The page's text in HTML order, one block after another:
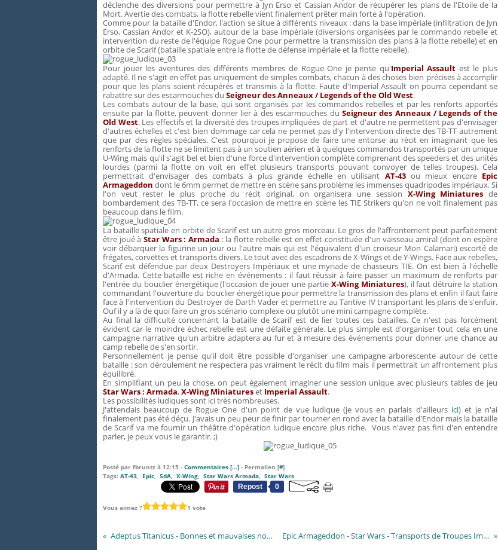
déclenche des diversions pour permettre à Jyn Erso et Cassian Andor de récupérer les plans de l'Etoile de la
Mort. Avertie des combats, la flotte rebelle vient finalement prêter main forte à l'opération.
Comme pour la bataille d'Endor, l'action se situe à différents niveaux : dans la base impériale (infiltration de Jyn
Erso, Cassian Andor et K-2SO), autour de la base impériale (diversions organisées par le commando rebelle et
intervention du reste de l'équipe Rogue One pour permettre la transmission des plans à la flotte rebelle) et en
orbite de Scarif (bataille spatiale entre la flotte de défense impériale et la flotte rebelle).
Pour jouer les aventures des différents membres de Rogue One je pense qu'Imperial Assault est le plus
adapté. Il ne s'agit en effet pas uniquement de simples combats, chacun à des choses bien précises à accomplir
pour que les plans soient récupérés et transmis à la flotte. Faute d'Imperial Assault on pourra cependant se
rabattre sur des escarmouches du Seigneur des Anneaux / Legends of the Old West.
Les combats autour de la base, qui sont organisés par les commandos rebelles et par les renforts apportés
ensuite par la flotte, peuvent donner lier à des escarmouches du Seigneur des Anneaux / Legends of the
Old West. Les effectifs et la diversité des troupes impliquées de part et d'autre ne permettent pas d'envisager
d'autres échelles et c'est bien dommage car cela ne permet pas d'y l'intervention directe des TB-TT autrement
que par des règles spéciales. C'est pourquoi je propose de faire une entorse au récit en imaginant que les
renforts de la flotte ne se limitent pas à un soutien aérien et à quelques commandos transportés par un unique
U-Wing mais qu'il s'agit bel et bien d'une force d'intervention complète comprenant des speeders et des unités
lourdes (parmi la flotte on voit en effet plusieurs transports pouvant convoyer de telles troupes). Cela
permettrait d'envisager des combats à plus grande échelle en utilisant AT-43ou mieux encore Epic
Armageddon dont le 6mm permet de mettre en scène sans problème les immenses quadripodes impériaux. Si
l'on veut rester le plus proche du récit original, on organisera une session X-Wing Miniatures de
bombardement des TB-TT, ce sera l'occasion de mettre en scène les TIE Strikers qu'on ne voit finalement pas
beaucoup dans le film.
La bataille spatiale en orbite de Scarif est un autre gros morceau. Le gros de l'affrontement peut parfaitement
être joué à Star Wars : Armada : la flotte rebelle est en effet constituée d'un vaisseau amiral (dont on espère
voir débarquer la figurine un jour ou l'autre mais qui est l'équivalent d'un croiseur Mon Calamari) escorté de
frégates, corvettes et transports divers. Le tout avec des escadrons de X-Wings et de Y-Wings. Face aux rebelles,
Scarif est défendue par deux Destroyers Impériaux et une myriade de chasseurs TIE. On est bien à l'échelle
d'Armada. Cette bataille est riche en événements : il faut réussir à faire passer un maximum de renforts par
l'entrée du bouclier énergétique (l'occasion de jouer une partie X-Wing Miniatures), il faut détruire la station
commandant l'ouverture du bouclier énergétique pour permettre la transmission des plans et enfin il faut faire
face à l'intervention du Destroyer de Darth Vader et permettre au Tantive IV transportant les plans de s'enfuir.
Ouf il y a là de quoi faire un gros scénario complexe ou plutôt une mini campagne complète.
Au final la difficulté concernant la bataille de Scarif est de lier toutes ces batailles. Ce n'est pas forcément
évident car le moindre échec rebelle est une défaite générale. Le plus simple est d'organiser tout cela en une
campagne narrative qu'un arbitre adaptera au fur et à mesure des événements pour donner une chance au
camp rebelle de s'en sortir.
Personnellement je pense qu'il doit être possible d'organiser une campagne arborescente autour de cette
bataille : son déroulement ne respectera pas vraiment le récit du film mais il permettrait un affrontement plus
équilibré.
En simplifiant un peu la chose, on peut également imaginer une session unique avec plusieurs tables de jeu
Star Wars : Armada,X-Wing Miniatureset Imperial Assault.
Les possibilités ludiques sont ici très nombreuses.
J'attendais beaucoup de Rogue One d'un point de vue ludique (je vous en parlais d'ailleurs ici) et je n'ai
finalement pas été déçu. J'avais un peu peur de finir par tourner en rond avec la bataille d'Endor mais la bataille
de Scarif va me fournir un théâtre d'opération ludique encore plus riche. Vous n'avez pas fini d'en entendre
parler, je peux vous le garantir. ;)
Posté par fbruntz à 12:15 - Commentaires […] - Permalien [#]
Tags: AT-43, Epic, SdA, X-Wing, Star Wars Armada, Star Wars
Repost
0
Vous aimez ? 1 vote
Adeptus Titanicus - Bonnes et mauvaises nouvelles Epic Armageddon - Star Wars - Transports de Troupes Impériaux